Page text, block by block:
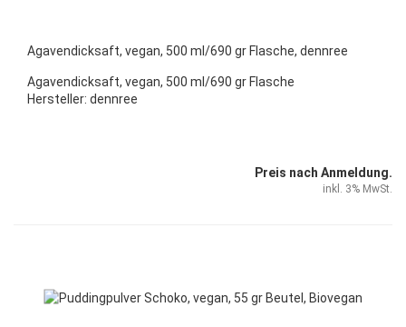
Agavendicksaft, vegan, 500 ml/690 gr Flasche, dennree
Agavendicksaft, vegan, 500 ml/690 gr Flasche
Hersteller: dennree
Preis nach Anmeldung.
inkl. 3% MwSt.